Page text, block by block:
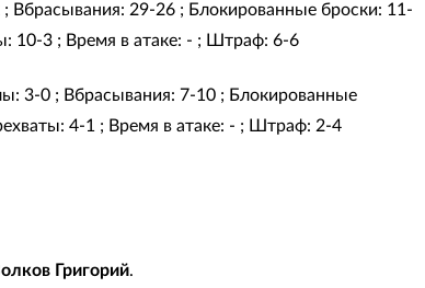
Вбрасывания: 29-26 ; Блокированные броски: 11-
10-3 ; Время в атаке: - ; Штраф: 6-6
3-0 ; Вбрасывания: 7-10 ; Блокированные
4-1 ; Время в атаке: - ; Штраф: 2-4
Григорий.